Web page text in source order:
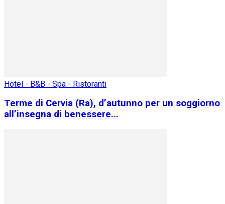
Hotel - B&B - Spa - Ristoranti
Terme di Cervia (Ra), d’autunno per un soggiorno
all’insegna di benessere...